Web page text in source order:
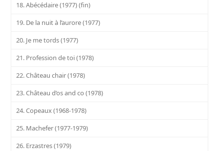
18. Abécédaire (1977) (fin)
19. De la nuit à l’aurore (1977)
20. Je me tords (1977)
21. Profession de toi (1978)
22. Château chair (1978)
23. Château d’os and co (1978)
24. Copeaux (1968-1978)
25. Machefer (1977-1979)
26. Erzastres (1979)